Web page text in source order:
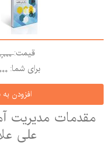
قیمت:2,800,000
برای شما:
مقدمات مدیریت
علی